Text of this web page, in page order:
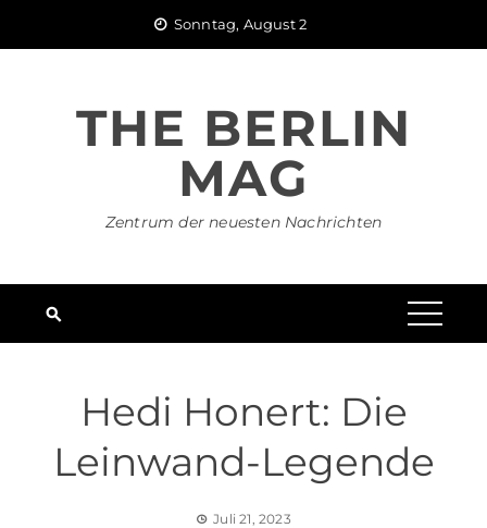
Sonntag, August 2
THE BERLIN
MAG
Zentrum der neuesten Nachrichten
Hedi Honert: Die
Leinwand-Legende
Juli 21, 2023